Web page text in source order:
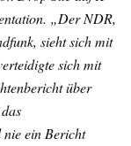
„Der NDR,
sieht sich mit
sich mit
über
nie ein Bericht